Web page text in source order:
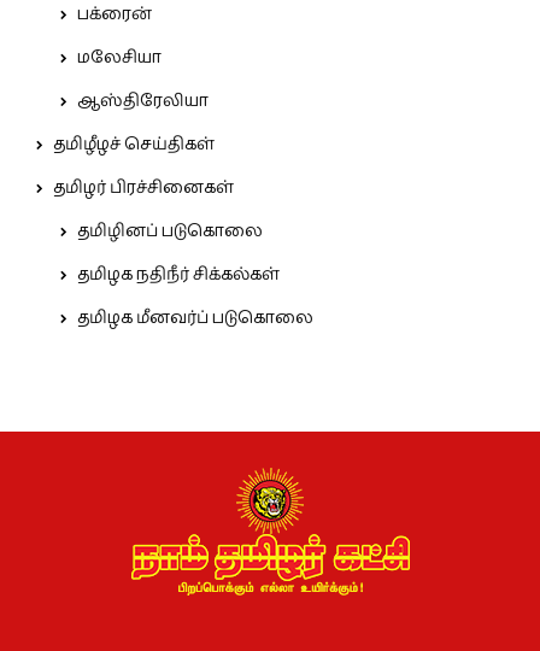
பக்ரைன்
மலேசியா
ஆஸ்திரேலியா
தமிழீழச் செய்திகள்
தமிழர் பிரச்சினைகள்
தமிழினப் படுகொலை
தமிழக நதிநீர் சிக்கல்கள்
தமிழக மீனவர்ப் படுகொலை